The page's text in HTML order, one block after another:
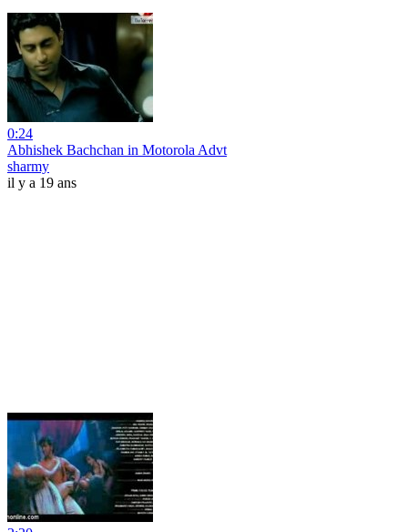
0:24
Abhishek Bachchan in Motorola Advt
sharmy
il y a 19 ans